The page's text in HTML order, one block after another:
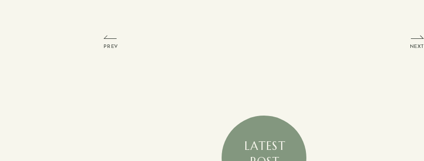
PREV NEXT
LATEST